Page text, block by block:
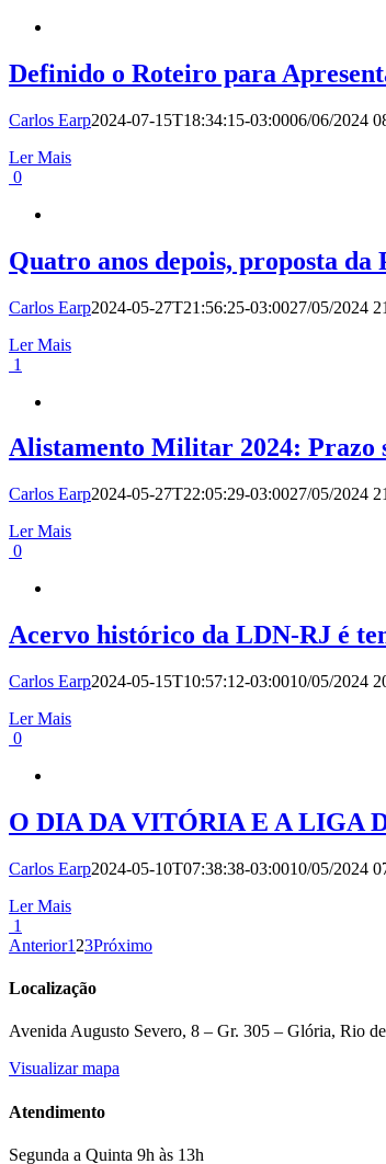
Definido o Roteiro para
Carlos Earp2024-07-15T18:34:15-03:0006/06/2024
Ler Mais
0
Quatro anos depois, proposta
Carlos Earp2024-05-27T21:56:25-03:0027/05/2024
Ler Mais
1
Alistamento Militar 2024: Prazo
Carlos Earp2024-05-27T22:05:29-03:0027/05/2024
Ler Mais
0
Acervo histórico da LDN-RJ é
Carlos Earp2024-05-15T10:57:12-03:0010/05/2024
Ler Mais
0
O DIA DA VITÓRIA E A LIGA
Carlos Earp2024-05-10T07:38:38-03:0010/05/2024
Ler Mais
1
Anterior1 23Próximo
Localização
Avenida Augusto Severo, 8 – Gr. 305 – Glória, Rio
Visualizar mapa
Atendimento
Segunda a Quinta 9h às 13h